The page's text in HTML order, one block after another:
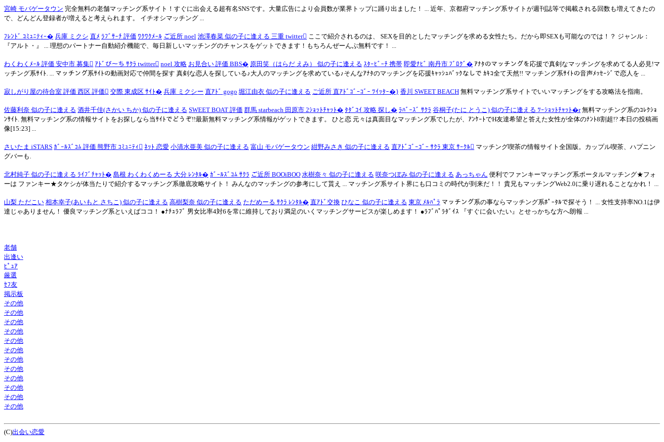
宮崎 モバゲータウン 完全無料の老舗マッチング系サイト！すぐに出会える超有名SNSです。大量広告により会員数が業界トップに踊り出ました！ ... 近年、京都府マッチング系サイトが週刊誌等で掲載される回数も増えてきたの
で、どんどん登録者が増えると考えられます。 イチオシマッチング ...
ﾌﾚﾝﾄﾞ ｺﾐｭﾆﾃｨｰ� 兵庫 ミクシ 直ﾒ ﾗﾌﾞｻｰﾁ 評価 ﾜｸﾜｸﾒｰﾙ ご近所 noel 池澤春菜 似の子に逢える 三重 twitter ここで紹介されるのは、 SΕXを目的としたマッチングを求める女性たち。だから即SΕXも可能なのでは！？ ジャンル：
『アルト・』 ... 理想のパートナー自動紹介機能で、毎日新しいマッチングのチャンスをゲットできます！もちろんぜーんぶ無料です！ ...
わくわくﾒｰﾙ 評価 安中市 募集 ｱﾄﾞび～ち ｻｸﾗ twitter noel 攻略 お見合い 評価 BBS� 原田笑（はらだ えみ） 似の子に逢える ｽﾀｰﾋﾞｰﾁ 携帯 即愛ﾅﾋﾞ 南丹市 ﾌﾞﾛｸﾞ� ｱﾅﾀのマッチングを応援で真剣なマッチングを求めてる人必見!マ
ッチング系ｻｲﾄ. ... マッチング系ｻｲﾄの動画対応で仲間を探す 真剣な恋人を探している♪大人のマッチングを求めている♪そんなｱﾅﾀのマッチングを応援ｷｬｯｼｭﾊﾞｯｸなしで ｶｷｺ全て天然!! マッチング系ｻｲﾄの音声ﾒｯｾｰｼﾞで恋人を ...
寂しがり屋の待合室 評価 西区 評価 交際 東成区 ｻｲﾄ� 兵庫 ミクシー 直ｱﾄﾞ gogo 堀江由衣 似の子に逢える ご近所 直ｱﾄﾞｺﾞｰｺﾞｰ ﾂｲｯﾀｰ�} 香川 SWEET BEACH 無料マッチング系サイトでいいマッチングをする攻略法を指南。
佐藤利奈 似の子に逢える 酒井千佳(さかい ちか) 似の子に逢える SWEET BOAT 評価 群馬 starbeach 田原市 2ｼｮｯﾄﾁｬｯﾄ� ﾀﾀﾞｺｲ 攻略 探し� ﾗﾊﾞｰｽﾞ ｻｸﾗ 谷桐子(たに とうこ) 似の子に逢える ﾂｰｼｮｯﾄﾁｬｯﾄ�r無料マッチング系のｺﾚｸｼｮ
ﾝｻｲﾄ. 無料マッチング系の情報サイトをお探しなら当ｻｲﾄでどうぞ!!最新無料マッチング系情報がゲットできます。 ひと恋 元々は真面目なマッチング系でしたが、ｱﾝｹｰﾄでН友達希望と答えた女性が全体のﾅﾝﾄ8割超!? 本日の投稿画
像[15:23] ...
さいたま iSTARS ｶﾞｰﾙｽﾞｺﾑ 評価 熊野市 ｺﾐｭﾆﾃｨ ﾈｯﾄ 恋愛 小清水亜美 似の子に逢える 富山 モバゲータウン 紺野みさき 似の子に逢える 直ｱﾄﾞｺﾞｰｺﾞｰ ｻｸﾗ 東京 ｻｰｸﾙ マッチング喫茶の情報サイト全国版。カップル喫茶、ハプニン
グバーも.
北村純子 似の子に逢える ﾗｲﾌﾞﾁｬｯﾄ� 島根 わくわくめーる 大分 ﾚﾝﾀﾙ� ｶﾞｰﾙｽﾞｺﾑ ｻｸﾗ ご近所 BOOiBOO 水樹奈々 似の子に逢える 咲奈つぼみ 似の子に逢える あっちゃん 便利でファンキーマッチング系ポータルマッチング★フォ
ーは ファンキー★タケシが体当たりで紹介するマッチング系徹底攻略サイト！ みんなのマッチングの参考にして貰え ... マッチング系サイト界にも口コミの時代が到来だ！！ 貴兄もマッチングWeb2.0に乗り遅れることなかれ！ ...
山梨 ただこい 相本幸子(あいもと さちこ) 似の子に逢える 高樹梨奈 似の子に逢える ただめーる ｻｸﾗ ﾚﾝﾀﾙ� 直ｱﾄﾞ交換 ひなこ 似の子に逢える 東京 ﾒﾙﾊﾟﾗ マッチング系の事ならマッチング系ﾎﾟｰﾀﾙで探そう！ ... 女性支持率NO.1は伊
達じゃありません！ 優良マッチング系といえばココ！ ●ﾅﾁｭﾗﾌﾞ 男女比率4対6を常に維持しており満足のいくマッチングサービスが楽しめます！ ●ﾗﾌﾞﾊﾟﾗﾀﾞｲｽ 『すぐに会いたい』とせっかちな方へ朗報 ...
老舗
出逢い
ﾋﾟｭｱ
厳選
ｾﾌ友
掲示板
その他
その他
その他
その他
その他
その他
その他
その他
その他
その他
その他
その他
(C)出会い恋愛